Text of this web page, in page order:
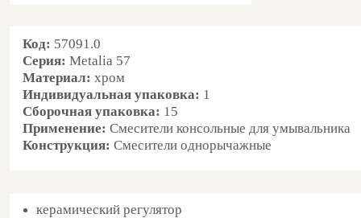
Код: 57091.0
Серия: Metalia 57
Материал: хром
Индивидуальная упаковка: 1
Сборочная упаковка: 15
Применение: Смесители консольные для умывальника
Конструкция: Смесители однорычажные
керамический регулятор